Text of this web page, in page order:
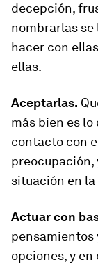
decepción,
nombrarlas se
hacer con
ellas.
Aceptarlas.
más bien es
contacto con
preocupación,
situación en
Actuar con
pensamientos
opciones, y